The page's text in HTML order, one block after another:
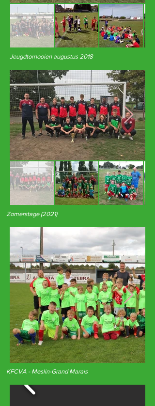
Jeugdtornooien augustus 2018
Zomerstage (2021)
KFCVA - Meslin-Grand Marais